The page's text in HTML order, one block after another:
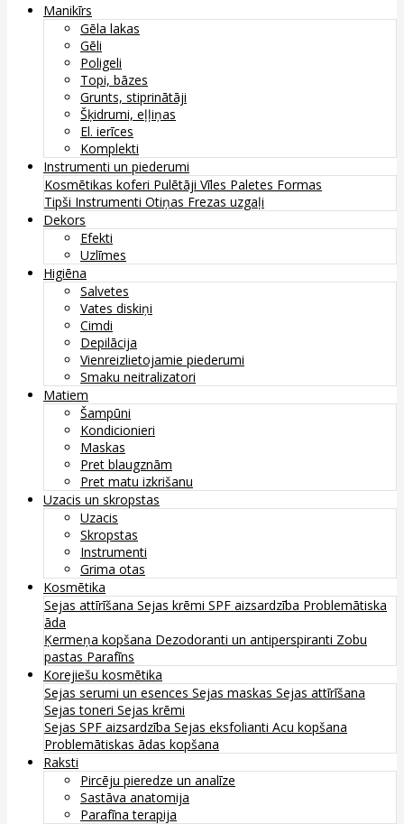
Manikīrs
Gēla lakas
Gēli
Poligeli
Topi, bāzes
Grunts, stiprinātāji
Šķidrumi, eļļiņas
El. ierīces
Komplekti
Instrumenti un piederumi
Kosmētikas koferi Pulētāji Vīles Paletes Formas
Tipši Instrumenti Otiņas Frezas uzgaļi
Dekors
Efekti
Uzlīmes
Higiēna
Salvetes
Vates diskiņi
Cimdi
Depilācija
Vienreizlietojamie piederumi
Smaku neitralizatori
Matiem
Šampūni
Kondicionieri
Maskas
Pret blaugznām
Pret matu izkrišanu
Uzacis un skropstas
Uzacis
Skropstas
Instrumenti
Grima otas
Kosmētika
Sejas attīrīšana Sejas krēmi SPF aizsardzība Problemātiska
āda
Ķermeņa kopšana Dezodoranti un antiperspiranti Zobu
pastas Parafīns
Korejiešu kosmētika
Sejas serumi un esences Sejas maskas Sejas attīrīšana
Sejas toneri Sejas krēmi
Sejas SPF aizsardzība Sejas eksfolianti Acu kopšana
Problemātiskas ādas kopšana
Raksti
Pircēju pieredze un analīze
Sastāva anatomija
Parafīna terapija